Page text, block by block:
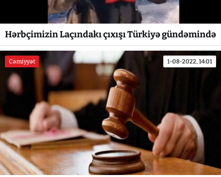
Hərbçimizin Laçındakı çıxışı Türkiyə gündəmində
Cəmiyyət 1-08-2022, 14:01